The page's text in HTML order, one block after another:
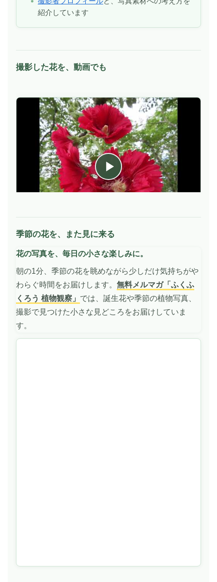
紹介しています
撮影した花を、動画でも
動
画
を
生
季節の花を、また見に来る
花の写真を、毎日の小さな楽しみに。
朝の1分、季節の花を眺めながら少しだけ気持ちがや
わらぐ時間をお届けします。 無料メルマガ「ふくふ
くろう 植物観察」 では、誕生花や季節の植物写真、
撮影で見つけた小さな見どころをお届けしていま
す。